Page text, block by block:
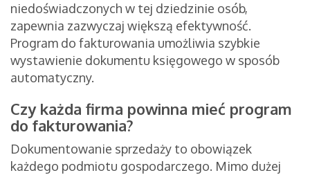
niedoświadczonych w tej dziedzinie osób,
zapewnia zazwyczaj większą efektywność.
Program do fakturowania umożliwia szybkie
wystawienie dokumentu księgowego w sposób
automatyczny.
Czy każda firma powinna mieć program
do fakturowania?
Dokumentowanie sprzedaży to obowiązek
każdego podmiotu gospodarczego. Mimo dużej